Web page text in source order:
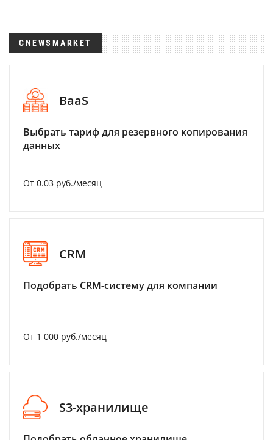
CNEWSMARKET
BaaS
Выбрать тариф для резервного копирования
данных
От 0.03 руб./месяц
CRM
Подобрать CRM-систему для компании
От 1 000 руб./месяц
S3-хранилище